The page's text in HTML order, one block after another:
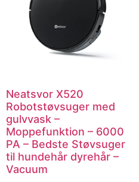
Neatsvor X520
Robotstøvsuger med
gulvvask –
Moppefunktion – 6000
PA – Bedste Støvsuger
til hundehår dyrehår –
Vacuum